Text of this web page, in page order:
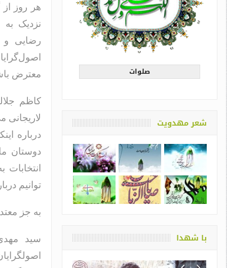
هر روز
رضایی
معترض
کاظم
لاریجانی
درباره
دوستان
توانیم
به جز
سید
صلوات
شعر مهدویت
با شهدا